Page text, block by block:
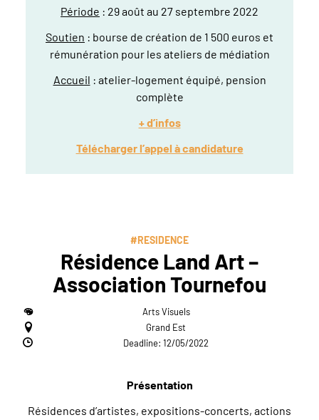
#RESIDENCE
Résidence Land Art –
Association Tournefou
Arts Visuels
Grand Est
Deadline: 12/05/2022
Présentation
Résidences d’artistes, expositions-concerts, actions
Période : 29 août au 27 septembre 2022
Soutien : bourse de création de 1 500 euros et
rémunération pour les ateliers de médiation
Accueil : atelier-logement équipé, pension
complète
+ d’infos
Télécharger l’appel à candidature